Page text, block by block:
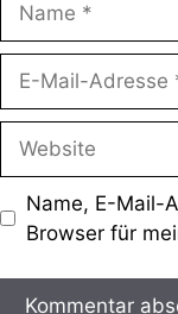
Mail-
Adresse
Name, E-Mail-
Browser für